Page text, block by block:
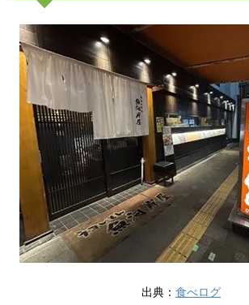
出典： 食べログ